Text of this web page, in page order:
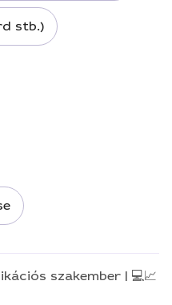
stb.)
szakember | 💻📈